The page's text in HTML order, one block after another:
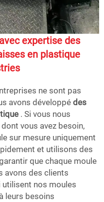
expertise des
en plastique
ne sont pas
avons développé des
. Si vous nous
vous avez besoin,
sur mesure uniquement
et utilisons des
que chaque moule
avons des clients
nos moules
leurs besoins